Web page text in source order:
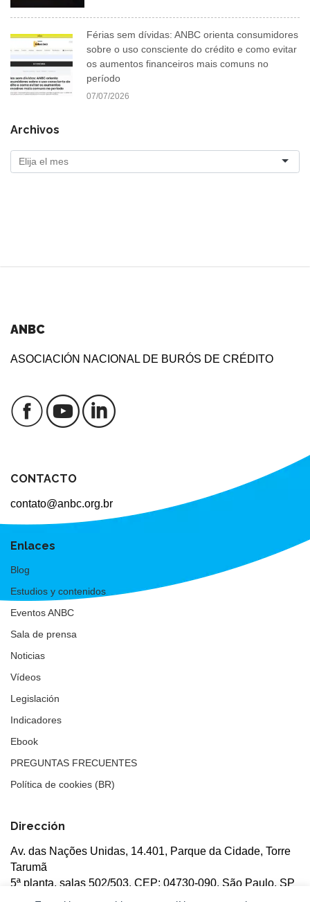
Férias sem dívidas: ANBC orienta consumidores
sobre o uso consciente do crédito e como evitar
os aumentos financeiros mais comuns no
período
07/07/2026
Archivos
ANBC
ASOCIACIÓN NACIONAL DE BURÓS DE CRÉDITO
CONTACTO
contato@anbc.org.br
Enlaces
Blog
Estudios y contenidos
Eventos ANBC
Sala de prensa
Noticias
Vídeos
Legislación
Indicadores
Ebook
PREGUNTAS FRECUENTES
Política de cookies (BR)
Dirección
Av. das Nações Unidas, 14.401, Parque da Cidade, Torre
Tarumã
5ª planta, salas 502/503, CEP: 04730-090, São Paulo, SP